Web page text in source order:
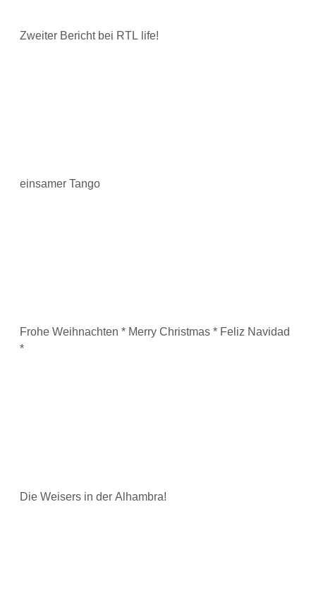
Zweiter Bericht bei RTL life!
einsamer Tango
Frohe Weihnachten * Merry Christmas * Feliz Navidad
*
Die Weisers in der Alhambra!